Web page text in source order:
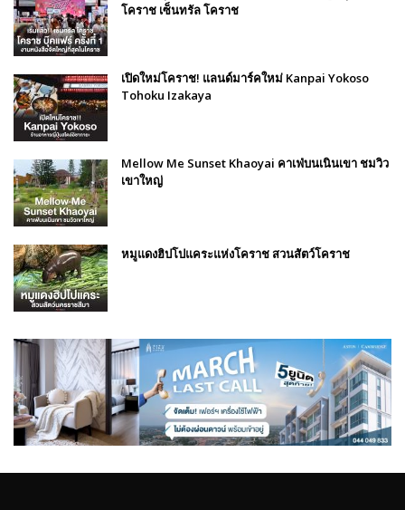
โคราช เซ็นทรัล โคราช
เปิดใหม่โคราช! แลนด์มาร์คใหม่ Kanpai Yokoso
Tohoku Izakaya
Mellow Me Sunset Khaoyai คาเฟ่บนเนินเขา ชมวิว
เขาใหญ่
หมูแดงฮิปโปแคระแห่งโคราช สวนสัตว์โคราช